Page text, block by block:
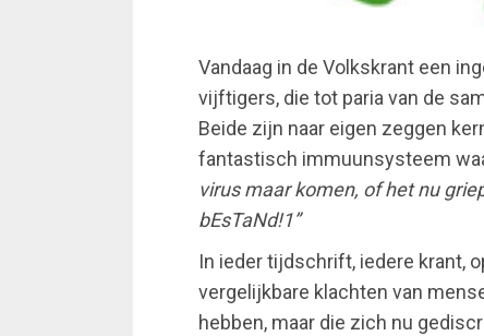
Vandaag in de Volkskrant een
vijftigers, die tot paria van de
Beide zijn naar eigen zeggen
fantastisch immuunsysteem
virus maar komen, of het nu
bEsTaNd!1”
In ieder tijdschrift, iedere krant,
vergelijkbare klachten van
hebben, maar die zich nu